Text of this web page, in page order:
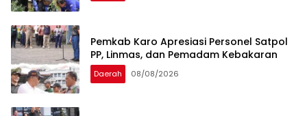
Pemkab Karo Apresiasi Personel Satpol
PP, Linmas, dan Pemadam Kebakaran
Daerah 08/08/2026